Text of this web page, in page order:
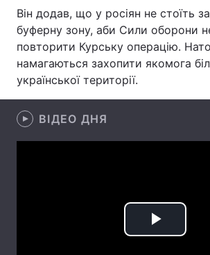
Екологія Регіони
Лонгріди
Відео з Youtube
Інтерв'ю
Архів Вакансії
Він додав, що у росіян не стоїть
буферну зону, аби Сили оборони
повторити Курську операцію.
намагаються захопити якомога
української території.
ВІДЕО ДНЯ
Play